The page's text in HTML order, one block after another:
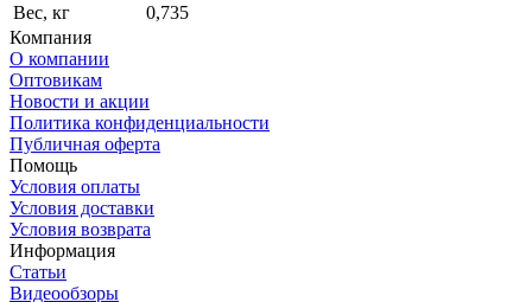
Вес, кг
0,735
Компания
О компании
Оптовикам
Новости и акции
Политика конфиденциальности
Публичная оферта
Помощь
Условия оплаты
Условия доставки
Условия возврата
Информация
Статьи
Видеообзоры